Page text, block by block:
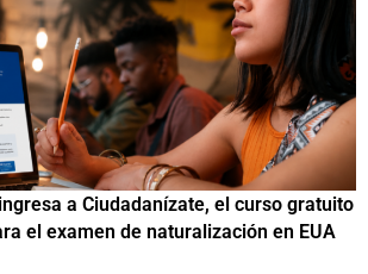
a Ciudadanízate, el curso gratuito
el examen de naturalización en EUA